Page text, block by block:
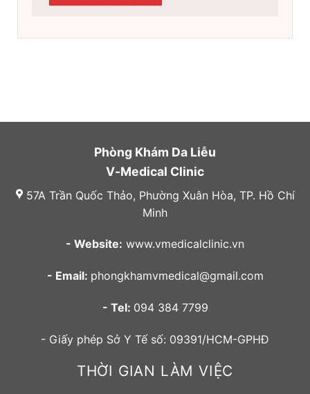
Phòng Khám Da Liễu
V-Medical Clinic
57A Trần Quốc Thảo, Phường Xuân Hòa, TP. Hồ Chí
Minh
- Website: www.vmedicalclinic.vn
- Email: phongkhamvmedical@gmail.com
- Tel: 094 384 7799
- Giấy phép Sở Y Tế số: 09391/HCM-GPHĐ
THỜI GIAN LÀM VIỆC